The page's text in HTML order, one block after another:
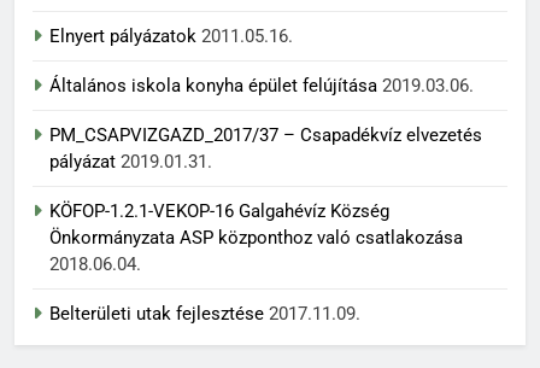
Elnyert pályázatok 2011.05.16.
Általános iskola konyha épület felújítása 2019.03.06.
PM_CSAPVIZGAZD_2017/37 – Csapadékvíz elvezetés
pályázat 2019.01.31.
KÖFOP-1.2.1-VEKOP-16 Galgahévíz Község
Önkormányzata ASP központhoz való csatlakozása
2018.06.04.
Belterületi utak fejlesztése 2017.11.09.